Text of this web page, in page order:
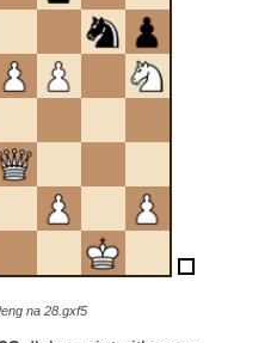
na 28.gxf5